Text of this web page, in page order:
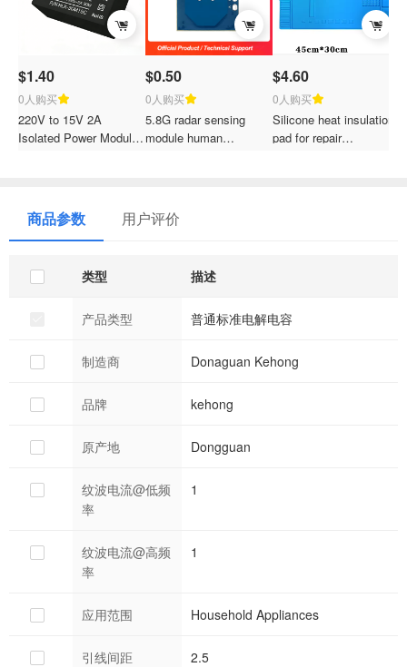
$1.40
0人购买
220V to 15V 2A
Isolated Power Module
Circuit
$0.50
0人购买
5.8G radar sensing
module human
switch
$4.60
0人购买
Silicone heat insulation
pad for repair
商品参数 用户评价
类型 描述
产品类型 普通标准电解电容
制造商 Donaguan Kehong
品牌 kehong
原产地 Dongguan
纹波电流@低频
率
1
纹波电流@高频
率
1
应用范围 Household Appliances
引线间距 2.5